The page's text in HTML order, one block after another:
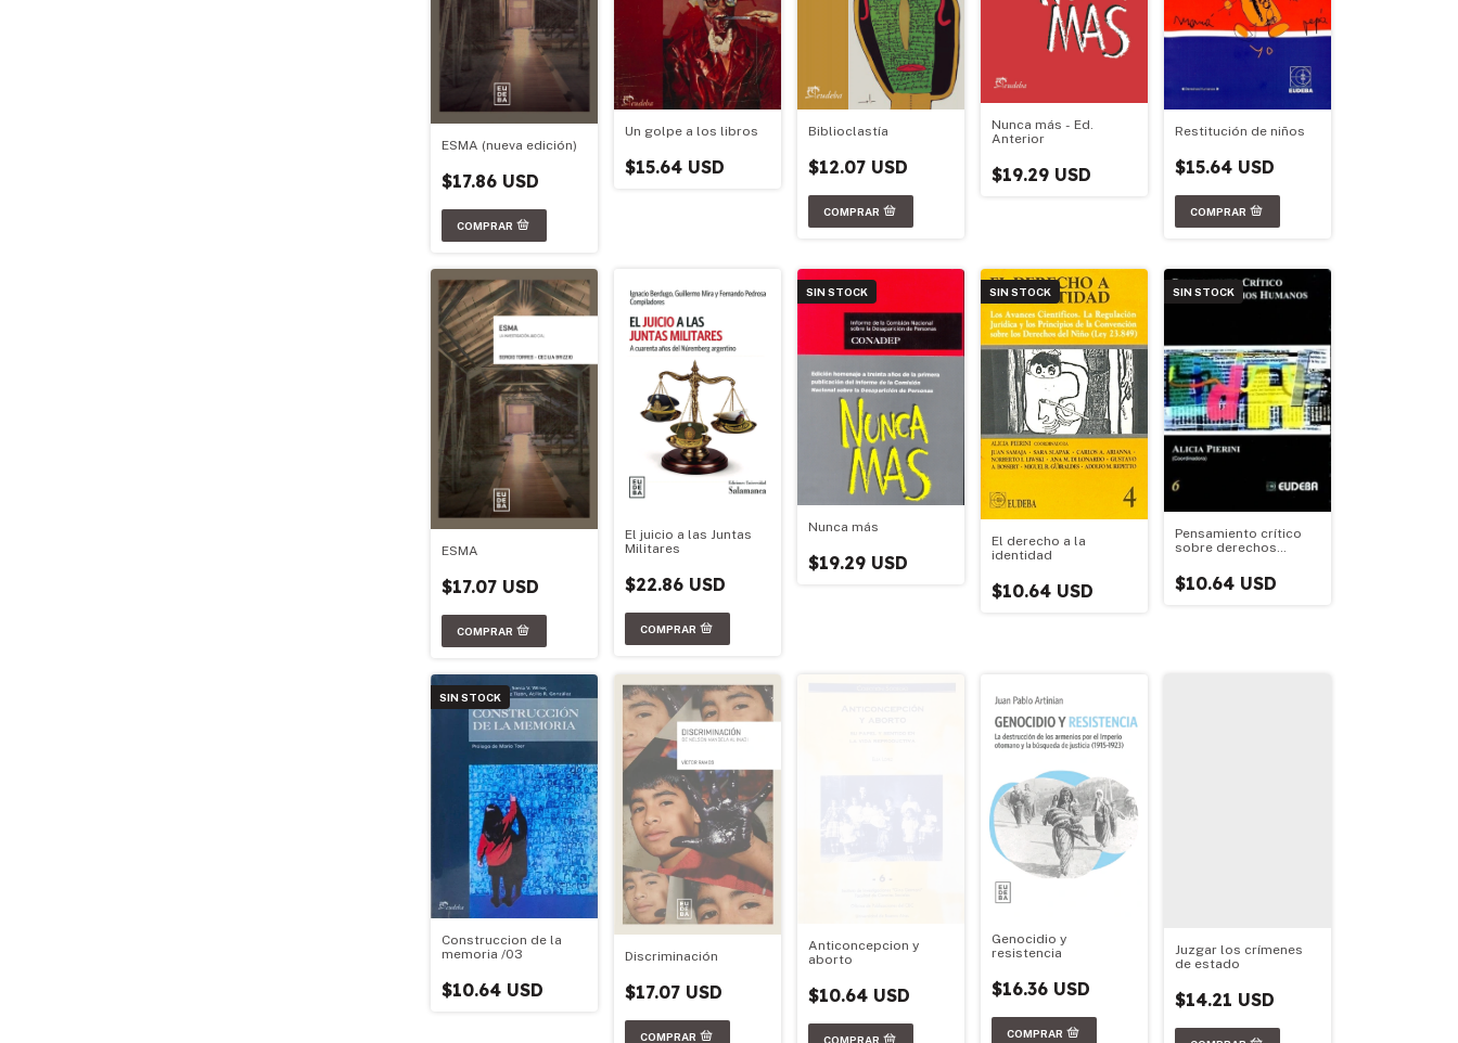
ESMA (nueva edición)
$17.86 USD
Un golpe a los libros
$15.64 USD
Biblioclastía
$12.07 USD
Nunca más - Ed.
Anterior
$19.29 USD
Restitución de niños
$15.64 USD
ESMA
$17.07 USD
El juicio a las Juntas
Militares
$22.86 USD
SIN STOCK
Nunca más
$19.29 USD
SIN STOCK
El derecho a la
identidad
$10.64 USD
SIN STOCK
Pensamiento crítico
sobre derechos
$10.64 USD
SIN STOCK
Construccion de la
memoria /03
$10.64 USD
Discriminación
$17.07 USD
Anticoncepcion y
aborto
$10.64 USD
Genocidio y
resistencia
$16.36 USD
Juzgar los crímenes
de estado
$14.21 USD